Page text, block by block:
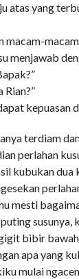
atas yang
macam-
menjawab
kepuasan
terdiam
perlahan
kubukan
mesti
bibir
apa yang
mulai